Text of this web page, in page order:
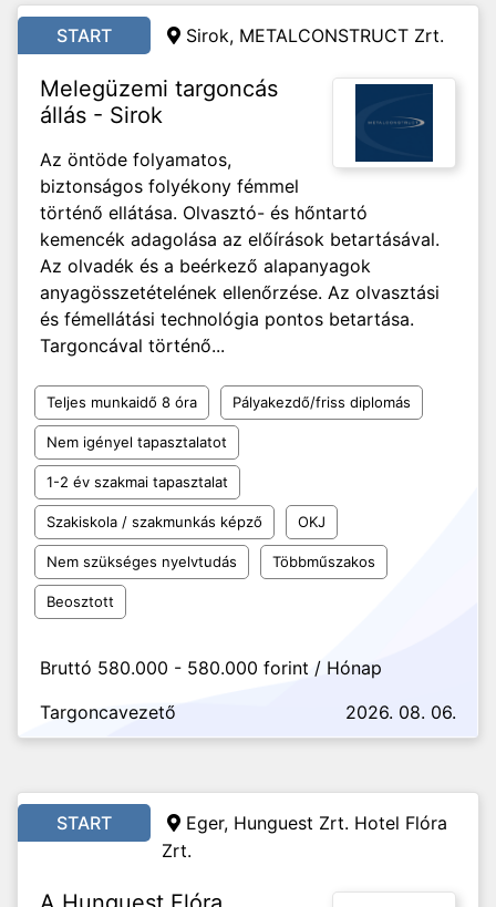
START Sirok, METALCONSTRUCT Zrt.
Melegüzemi targoncás
állás - Sirok
Az öntöde folyamatos,
biztonságos folyékony fémmel
történő ellátása. Olvasztó- és hőntartó
kemencék adagolása az előírások betartásával.
Az olvadék és a beérkező alapanyagok
anyagösszetételének ellenőrzése. Az olvasztási
és fémellátási technológia pontos betartása.
Targoncával történő...
Teljes munkaidő 8 óra Pályakezdő/friss diplomás
Nem igényel tapasztalatot
1-2 év szakmai tapasztalat
Szakiskola / szakmunkás képző OKJ
Nem szükséges nyelvtudás Többműszakos
Beosztott
Bruttó 580.000 - 580.000 forint / Hónap
Targoncavezető
2026. 08. 06.
START
Eger, Hunguest Zrt. Hotel Flóra
Zrt.